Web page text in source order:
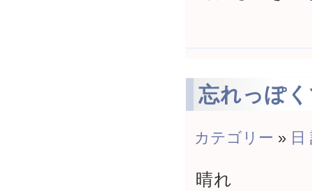
忘れっぽ
カテゴリー » 日
晴れ